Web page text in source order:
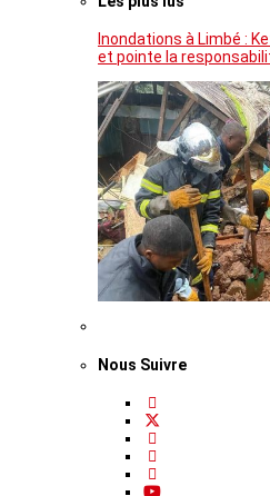
Inondations à Limbé :
et pointe la
Nous Suivre